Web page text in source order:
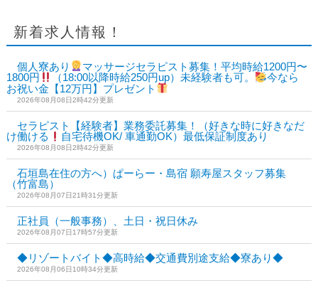
新着求人情報！
個人寮あり
マッサージセラピスト募集！平均時給1200円〜
1800円
（18:00以降時給250円up）未経験者も可。
今なら
お祝い金【12万円】プレゼント
2026年08月08日2時42分更新
セラピスト【経験者】業務委託募集！（好きな時に好きなだ
け働ける
自宅待機OK/ 車通勤OK）最低保証制度あり
2026年08月08日2時42分更新
石垣島在住の方へ）ぱーらー・島宿 願寿屋スタッフ募集
（竹富島）
2026年08月07日21時31分更新
正社員（一般事務）、土日・祝日休み
2026年08月07日17時57分更新
◆リゾートバイト◆高時給◆交通費別途支給◆寮あり◆
2026年08月06日10時34分更新